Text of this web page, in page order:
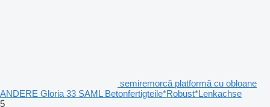
semiremorcă platformă cu obloane
ANDERE Gloria 33 SAML Betonfertigteile*Robust*Lenkachse
5